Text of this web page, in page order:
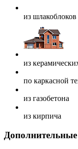
из шлакоблоков
из
по каркасной
из газобетона
из кирпича
Дополнительные